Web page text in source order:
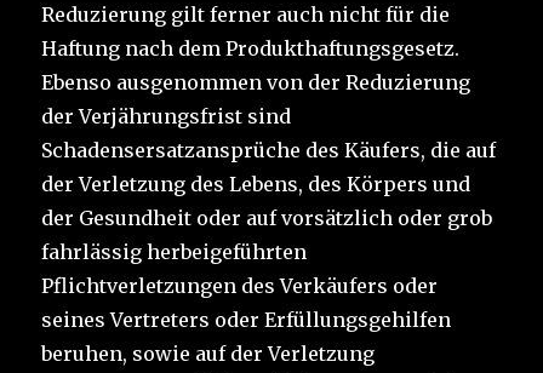
Reduzierung gilt ferner auch nicht für die
Haftung nach dem Produkthaftungsgesetz.
Ebenso ausgenommen von der Reduzierung
der Verjährungsfrist sind
Schadensersatzansprüche des Käufers, die auf
der Verletzung des Lebens, des Körpers und
der Gesundheit oder auf vorsätzlich oder grob
fahrlässig herbeigeführten
Pflichtverletzungen des Verkäufers oder
seines Vertreters oder Erfüllungsgehilfen
beruhen, sowie auf der Verletzung